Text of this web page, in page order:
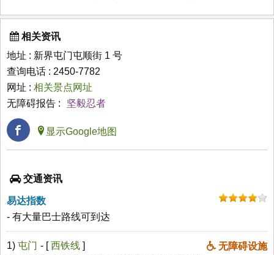
相关资讯
地址 : 新界屯门屯顺街 1 号
查询电话 : 2450-7782
网址 : 相关景点网址
无障碍报告 :
坚毅忍者
显示Google地图
交通资讯
易达指数
- 有大量巴士路线可到达
1) 屯门 无障碍设施
- [西铁线 ]